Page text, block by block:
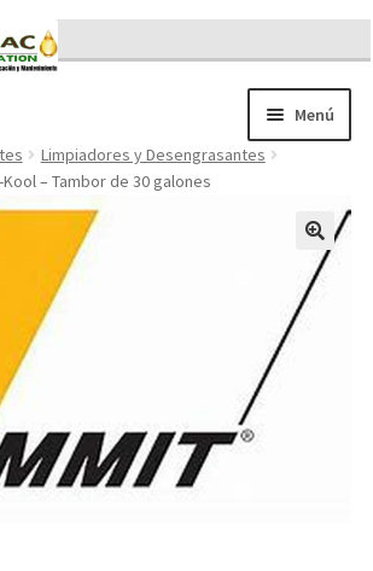
Menú
Cotización
19
Limpiadores y Desengrasantes
– Tambor de 30 galones